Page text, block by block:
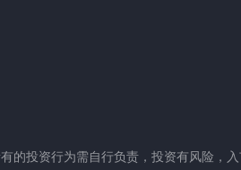
投资行为需自行负责，投资有风险，